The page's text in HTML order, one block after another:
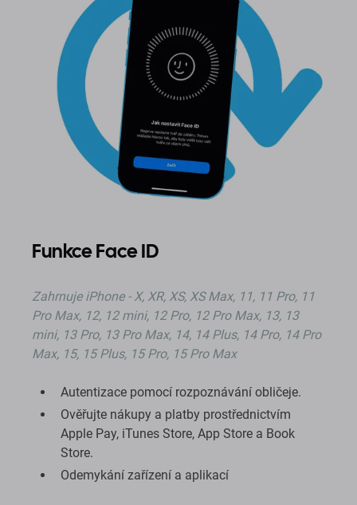
Funkce Face ID
Zahrnuje iPhone - X, XR, XS, XS Max, 11, 11 Pro, 11
Pro Max, 12, 12 mini, 12 Pro, 12 Pro Max, 13, 13
mini, 13 Pro, 13 Pro Max, 14, 14 Plus, 14 Pro, 14 Pro
Max, 15, 15 Plus, 15 Pro, 15 Pro Max
Autentizace pomocí rozpoznávání obličeje.
Ověřujte nákupy a platby prostřednictvím
Apple Pay, iTunes Store, App Store a Book
Store.
Odemykání zařízení a aplikací